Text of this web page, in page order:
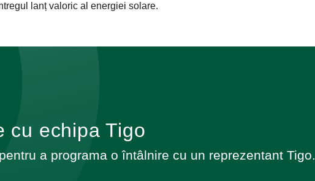
lanț valoric al energiei solare.
cu echipa Tigo
a programa o întâlnire cu un reprezentant Tigo.